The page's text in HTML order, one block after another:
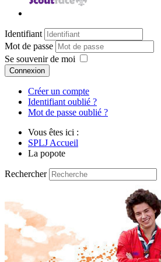
Identifiant
Mot de passe
Se souvenir de moi
Connexion
Créer un compte
Identifiant oublié ?
Mot de passe oublié ?
Vous êtes ici :
SPLJ Accueil
La popote
Rechercher